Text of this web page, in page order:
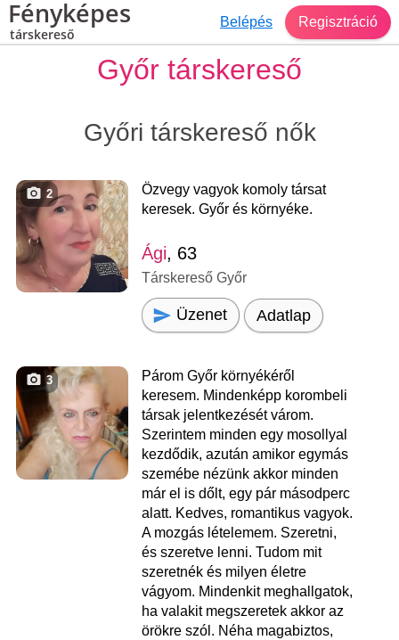
Fényképes
társkereső
Belépés Regisztráció
Győr társkereső
Győri társkereső nők
2
Özvegy vagyok komoly társat
keresek. Győr és környéke.
Ági, 63
Társkereső Győr
Üzenet Adatlap
3
Párom Győr környékéről
keresem. Mindenképp korombeli
társak jelentkezését várom.
Szerintem minden egy mosollyal
kezdődik, azután amikor egymás
szemébe nézünk akkor minden
már el is dőlt, egy pár másodperc
alatt. Kedves, romantikus vagyok.
A mozgás lételemem. Szeretni,
és szeretve lenni. Tudom mit
szeretnék és milyen életre
vágyom. Mindenkit meghallgatok,
ha valakit megszeretek akkor az
örökre szól. Néha magabiztos,